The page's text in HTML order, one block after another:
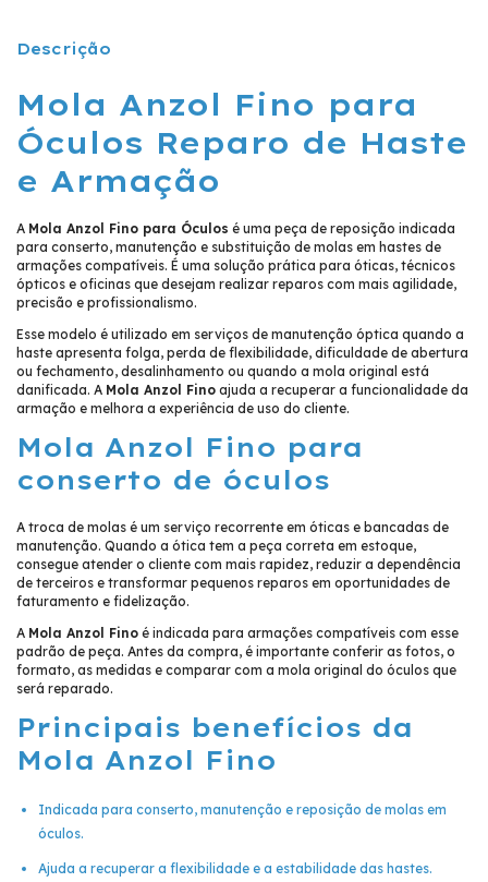
Descrição
Mola Anzol Fino para
Óculos Reparo de Haste
e Armação
A Mola Anzol Fino para Óculos é uma peça de reposição indicada
para conserto, manutenção e substituição de molas em hastes de
armações compatíveis. É uma solução prática para óticas, técnicos
ópticos e oficinas que desejam realizar reparos com mais agilidade,
precisão e profissionalismo.
Esse modelo é utilizado em serviços de manutenção óptica quando a
haste apresenta folga, perda de flexibilidade, dificuldade de abertura
ou fechamento, desalinhamento ou quando a mola original está
danificada. A Mola Anzol Fino ajuda a recuperar a funcionalidade da
armação e melhora a experiência de uso do cliente.
Mola Anzol Fino para
conserto de óculos
A troca de molas é um serviço recorrente em óticas e bancadas de
manutenção. Quando a ótica tem a peça correta em estoque,
consegue atender o cliente com mais rapidez, reduzir a dependência
de terceiros e transformar pequenos reparos em oportunidades de
faturamento e fidelização.
A Mola Anzol Fino é indicada para armações compatíveis com esse
padrão de peça. Antes da compra, é importante conferir as fotos, o
formato, as medidas e comparar com a mola original do óculos que
será reparado.
Principais benefícios da
Mola Anzol Fino
Indicada para conserto, manutenção e reposição de molas em
óculos.
Ajuda a recuperar a flexibilidade e a estabilidade das hastes.